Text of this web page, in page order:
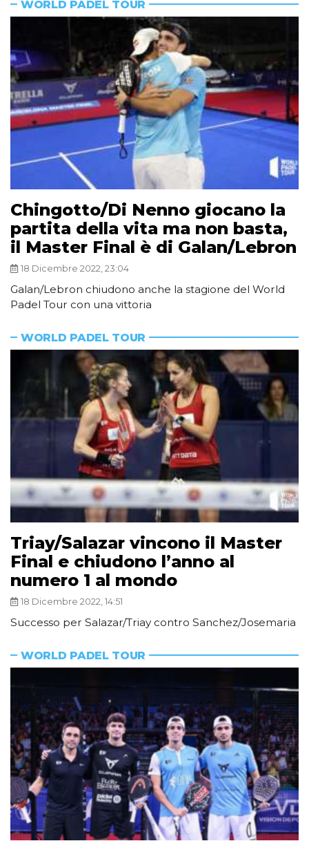
WORLD PADEL TOUR
Chingotto/Di Nenno giocano la
partita della vita ma non basta,
il Master Final è di Galan/Lebron
18 Dicembre 2022, 23:04
Galan/Lebron chiudono anche la stagione del World
Padel Tour con una vittoria
WORLD PADEL TOUR
Triay/Salazar vincono il Master
Final e chiudono l’anno al
numero 1 al mondo
18 Dicembre 2022, 14:51
Successo per Salazar/Triay contro Sanchez/Josemaria
WORLD PADEL TOUR